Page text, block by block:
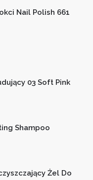
Nail Polish 661
03 Soft Pink
Shampoo
Żel Do